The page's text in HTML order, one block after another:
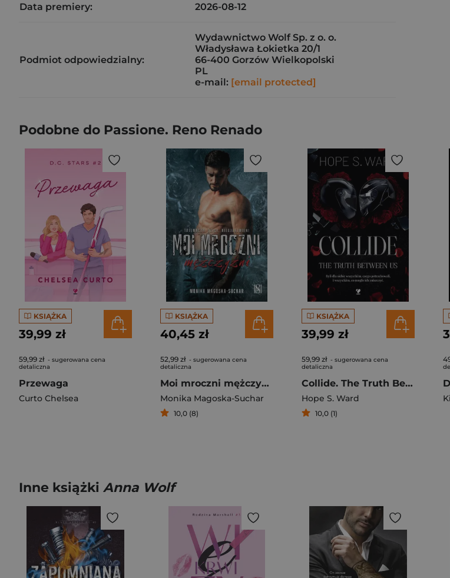
Data premiery: 2026-08-12
Podmiot odpowiedzialny:
Wydawnictwo Wolf Sp. z o. o.
Władysława Łokietka 20/1
66-400 Gorzów Wielkopolski
PL
e-mail: [email protected]
Podobne do Passione. Reno Renado
KSIĄŻKA
39,99 zł
59,99 zł - sugerowana cena
detaliczna
Przewaga
Curto Chelsea
KSIĄŻKA
40,45 zł
52,99 zł - sugerowana cena
detaliczna
Moi mroczni mężczyźni
Monika Magoska-Suchar
10,0 (8)
KSIĄŻKA
39,99 zł
59,99 zł - sugerowana cena
detaliczna
Collide. The Truth Between Us
Hope S. Ward
10,0 (1)
Inne książki Anna Wolf